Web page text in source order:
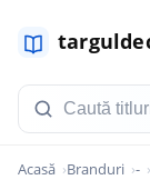
Acasă Branduri -